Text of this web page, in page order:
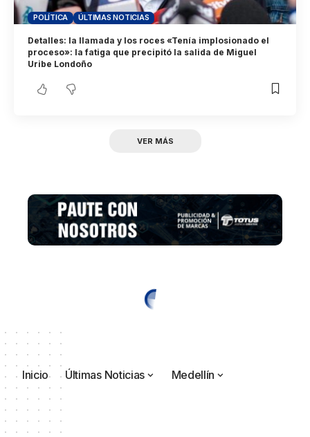
POLÍTICA ÚLTIMAS NOTICIAS
Detalles: la llamada y los roces «Tenía implosionado el
proceso»: la fatiga que precipitó la salida de Miguel
Uribe Londoño
VER MÁS
Inicio Últimas Noticias Medellín